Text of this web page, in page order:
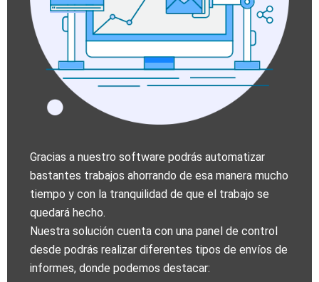
Gracias a nuestro software podrás automatizar
bastantes trabajos ahorrando de esa manera mucho
tiempo y con la tranquilidad de que el trabajo se
quedará hecho.
Nuestra solución cuenta con una panel de control
desde podrás realizar diferentes tipos de envíos de
informes, donde podemos destacar: